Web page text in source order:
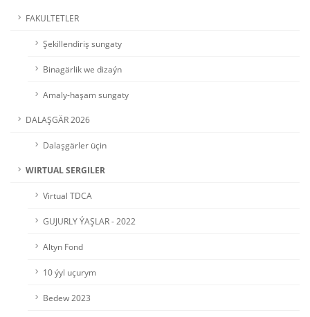
FAKULTETLER
Şekillendiriş sungaty
Binagärlik we dizaýn
Amaly-haşam sungaty
DALAŞGÄR 2026
Dalaşgärler üçin
WIRTUAL SERGILER
Virtual TDCA
GUJURLY ÝAŞLAR - 2022
Altyn Fond
10 ýyl uçurym
Bedew 2023